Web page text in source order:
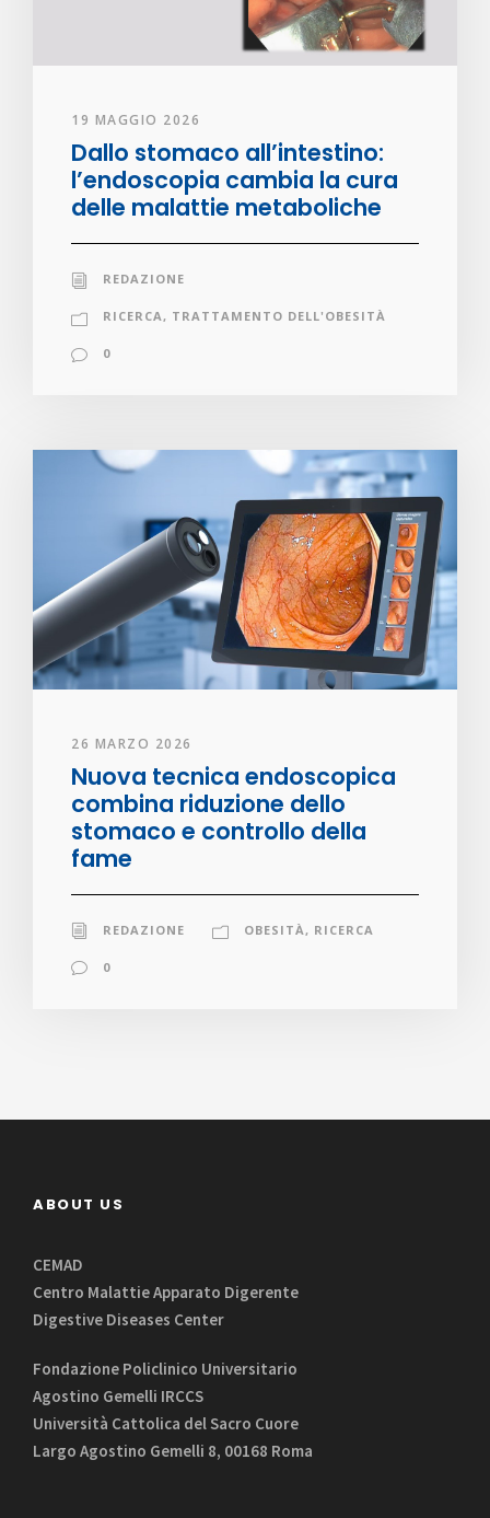
19 MAGGIO 2026
Dallo stomaco all’intestino:
l’endoscopia cambia la cura
delle malattie metaboliche
REDAZIONE
RICERCA, TRATTAMENTO DELL'OBESITÀ
0
26 MARZO 2026
Nuova tecnica endoscopica
combina riduzione dello
stomaco e controllo della
fame
REDAZIONE OBESITÀ , RICERCA
0
ABOUT US
CEMAD
Centro Malattie Apparato Digerente
Digestive Diseases Center
Fondazione Policlinico Universitario
Agostino Gemelli IRCCS
Università Cattolica del Sacro Cuore
Largo Agostino Gemelli 8, 00168 Roma